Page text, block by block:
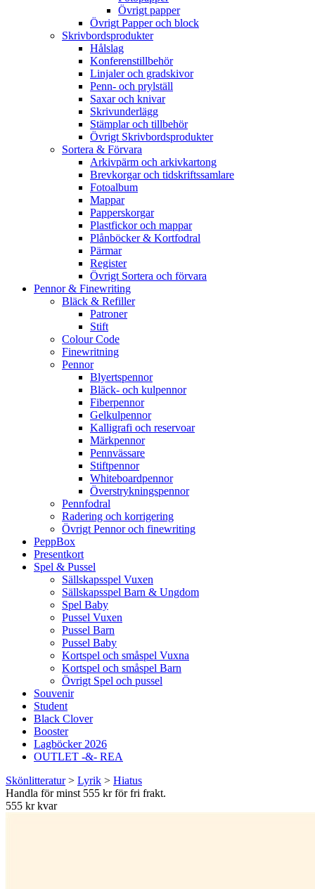
Övrigt papper
Övrigt Papper och block
Skrivbordsprodukter
Hålslag
Konferenstillbehör
Linjaler och gradskivor
Penn- och prylställ
Saxar och knivar
Skrivunderlägg
Stämplar och tillbehör
Övrigt Skrivbordsprodukter
Sortera & Förvara
Arkivpärm och arkivkartong
Brevkorgar och tidskriftssamlare
Fotoalbum
Mappar
Papperskorgar
Plastfickor och mappar
Plånböcker & Kortfodral
Pärmar
Register
Övrigt Sortera och förvara
Pennor & Finewriting
Bläck & Refiller
Patroner
Stift
Colour Code
Finewritning
Pennor
Blyertspennor
Bläck- och kulpennor
Fiberpennor
Gelkulpennor
Kalligrafi och reservoar
Märkpennor
Pennvässare
Stiftpennor
Whiteboardpennor
Överstrykningspennor
Pennfodral
Radering och korrigering
Övrigt Pennor och finewriting
PeppBox
Presentkort
Spel & Pussel
Sällskapsspel Vuxen
Sällskapsspel Barn & Ungdom
Spel Baby
Pussel Vuxen
Pussel Barn
Pussel Baby
Kortspel och småspel Vuxna
Kortspel och småspel Barn
Övrigt Spel och pussel
Souvenir
Student
Black Clover
Booster
Lagböcker 2026
OUTLET -&- REA
Skönlitteratur> Lyrik > Hiatus
Handla för minst 555 kr för fri frakt.
555 kr kvar